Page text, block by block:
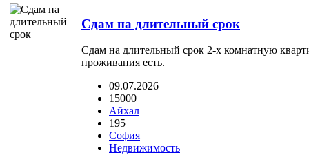
Сдам на длительный срок
Сдам на длительный срок 2-х комнатную
проживания есть.
09.07.2026
15000
Айхал
195
София
Недвижимость